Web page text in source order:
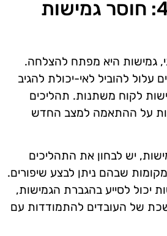
טעות מספר 4: חוסר גמישות
גמישות היא מפתח להצלחה.
עלול להוביל לאי-יכולת להגיב
לקוח משתנות. תהליכים
על ההתאמה למצב החדש
יש לבחון את התהליכים
שבהם ניתן לבצע שיפורים.
יכול לסייע בהגברת הגמישות,
של העובדים להתמודדות עם